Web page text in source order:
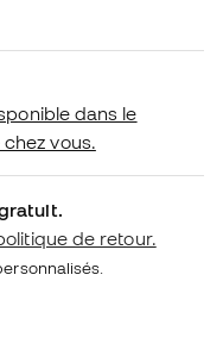
dans le
vous.
de retour.